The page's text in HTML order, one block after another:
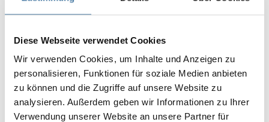
Diese Webseite verwendet Cookies
Wir verwenden Cookies, um Inhalte und Anzeigen zu
personalisieren, Funktionen für soziale Medien anbieten
zu können und die Zugriffe auf unsere Website zu
analysieren. Außerdem geben wir Informationen zu Ihrer
Verwendung unserer Website an unsere Partner für
som finns på marknaden – inte bara i Polen.
Udostępnij artykuł